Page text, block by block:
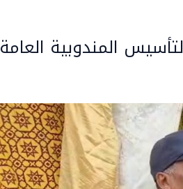
عامل برشيد يترأس الاحتفال الرسمي بمناسبة الذكري 18 لتأسيس المندوبية العامة